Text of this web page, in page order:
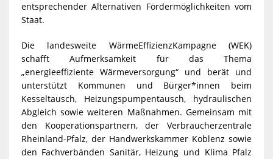
entsprechender Alternativen Fördermöglichkeiten vom
Staat.
Die landesweite WärmeEffizienzKampagne (WEK)
schafft Aufmerksamkeit für das Thema
„energieeffiziente Wärmeversorgung“ und berät und
unterstützt Kommunen und Bürger*innen beim
Kesseltausch, Heizungspumpentausch, hydraulischen
Abgleich sowie weiteren Maßnahmen. Gemeinsam mit
den Kooperationspartnern, der Verbraucherzentrale
Rheinland-Pfalz, der Handwerkskammer Koblenz sowie
den Fachverbänden Sanitär, Heizung und Klima Pfalz